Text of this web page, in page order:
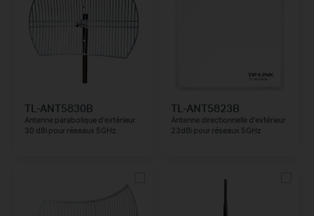
TL-ANT5830B
Antenne parabolique d'extérieur
30 dBi pour réseaux 5GHz
TL-ANT5823B
Antenne directionnelle d'extérieur
23dBi pour réseaux 5GHz